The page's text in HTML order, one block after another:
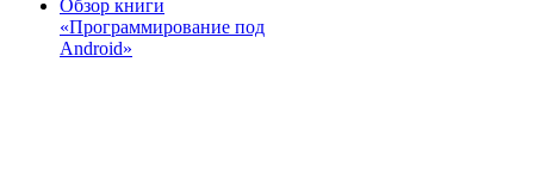
Обзор книги
«Программирование под
Android»